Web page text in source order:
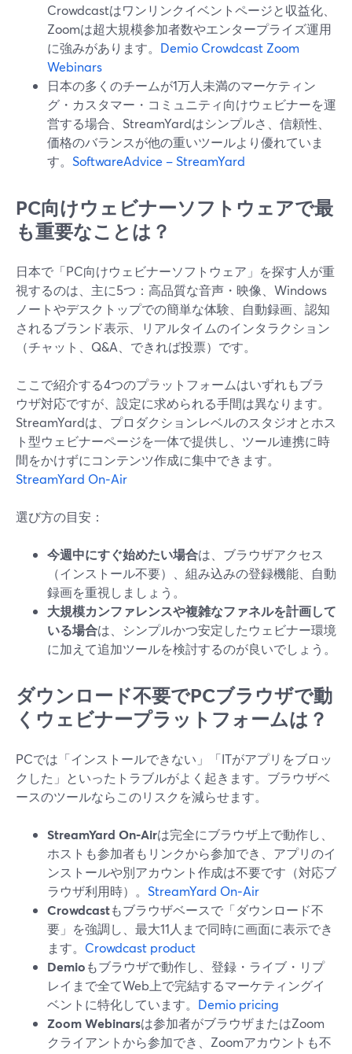
Crowdcastはワンリンクイベントページと収益化、
Zoomは超大規模参加者数やエンタープライズ運用
に強みがあります。 Demio Crowdcast Zoom
Webinars
日本の多くのチームが1万人未満のマーケティン
グ・カスタマー・コミュニティ向けウェビナーを運
営する場合、StreamYardはシンプルさ、信頼性、
価格のバランスが他の重いツールより優れていま
す。 SoftwareAdvice – StreamYard
PC向けウェビナーソフトウェアで最
も重要なことは？
日本で「PC向けウェビナーソフトウェア」を探す人が重
視するのは、主に5つ：高品質な音声・映像、Windows
ノートやデスクトップでの簡単な体験、自動録画、認知
されるブランド表示、リアルタイムのインタラクション
（チャット、Q&A、できれば投票）です。
ここで紹介する4つのプラットフォームはいずれもブラ
ウザ対応ですが、設定に求められる手間は異なります。
StreamYardは、プロダクションレベルのスタジオとホス
ト型ウェビナーページを一体で提供し、ツール連携に時
間をかけずにコンテンツ作成に集中できます。
StreamYard On‑Air
選び方の目安：
今週中にすぐ始めたい場合は、ブラウザアクセス
（インストール不要）、組み込みの登録機能、自動
録画を重視しましょう。
大規模カンファレンスや複雑なファネルを計画して
いる場合は、シンプルかつ安定したウェビナー環境
に加えて追加ツールを検討するのが良いでしょう。
ダウンロード不要でPCブラウザで動
くウェビナープラットフォームは？
PCでは「インストールできない」「ITがアプリをブロッ
クした」といったトラブルがよく起きます。ブラウザベ
ースのツールならこのリスクを減らせます。
StreamYard On‑Airは完全にブラウザ上で動作し、
ホストも参加者もリンクから参加でき、アプリのイ
ンストールや別アカウント作成は不要です（対応ブ
ラウザ利用時）。 StreamYard On‑Air
Crowdcastもブラウザベースで「ダウンロード不
要」を強調し、最大11人まで同時に画面に表示でき
ます。 Crowdcast product
Demioもブラウザで動作し、登録・ライブ・リプ
レイまで全てWeb上で完結するマーケティングイ
ベントに特化しています。 Demio pricing
Zoom Webinarsは参加者がブラウザまたはZoom
クライアントから参加でき、Zoomアカウントも不